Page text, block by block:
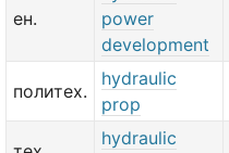
ен.
power
development
политех.
hydraulic
prop
hydraulic